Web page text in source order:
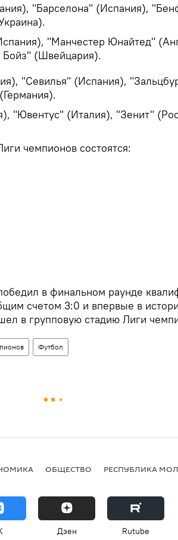
"Барселона" (Испания),
"Манчестер Юнайтед"
Бойз" (Швейцария).
"Севилья" (Испания),
"Ювентус" (Италия), "Зенит"
чемпионов состоятся:
в финальном раунде
счетом 3:0 и впервые в
в групповую стадию Лиги
Футбол
ОБЩЕСТВО РЕСПУБЛИКА
Дзен Rutube